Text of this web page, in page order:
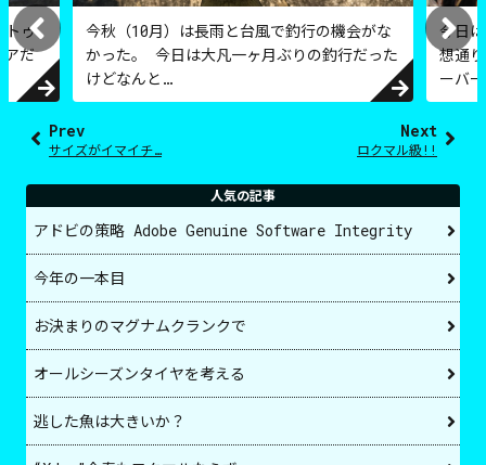
トゥ
アだ
今秋（10月）は長雨と台風で釣行の機会がな
かった。 今日は大凡一ヶ月ぶりの釣行だった
けどなんと…
今日
想通
ーバ
Prev
サイズがイマイチ…
Next
ロクマル級!!
人気の記事
アドビの策略 Adobe Genuine Software Integrity
今年の一本目
お決まりのマグナムクランクで
オールシーズンタイヤを考える
逃した魚は大きいか？